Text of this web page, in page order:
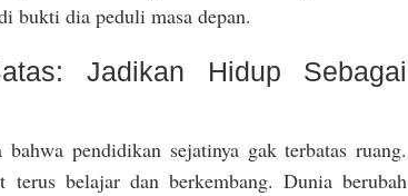
bukti dia peduli masa depan.
Jadikan Hidup Sebagai
pendidikan sejatinya gak terbatas ruang.
belajar dan berkembang. Dunia berubah